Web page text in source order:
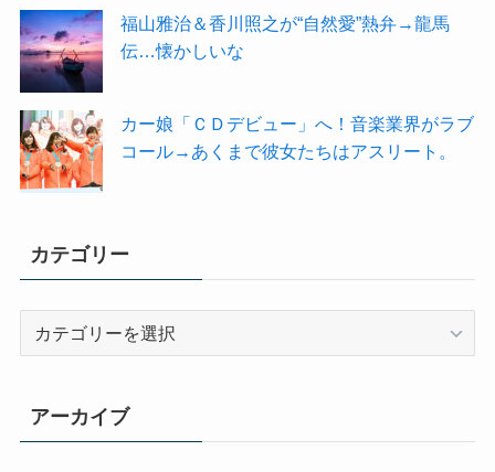
福山雅治＆香川照之が“自然愛”熱弁→龍馬
伝…懐かしいな
カー娘「ＣＤデビュー」へ！音楽業界がラブ
コール→あくまで彼女たちはアスリート。
カテゴリー
ー
アーカイブ